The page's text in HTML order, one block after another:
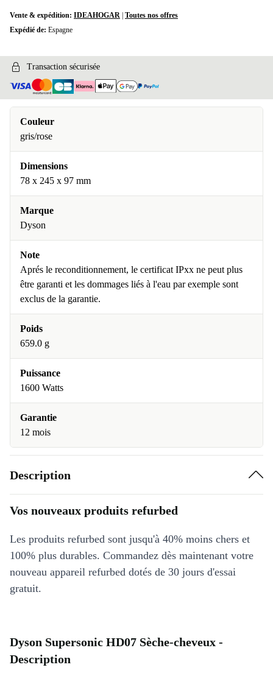
Vente & expédition: IDEAHOGAR Toutes nos offres
Expédié de: Espagne
Transaction sécurisée
Couleur
gris/rose
Dimensions
78 x 245 x 97 mm
Marque
Dyson
Note
Aprés le reconditionnement, le certificat IPxx ne peut plus
être garanti et les dommages liés à l'eau par exemple sont
exclus de la garantie.
Poids
659.0 g
Puissance
1600 Watts
Garantie
12 mois
Description
Vos nouveaux produits refurbed
Les produits refurbed sont jusqu'à 40% moins chers et
100% plus durables. Commandez dès maintenant votre
nouveau appareil refurbed dotés de 30 jours d'essai
gratuit.
Dyson Supersonic HD07 Sèche-cheveux -
Description